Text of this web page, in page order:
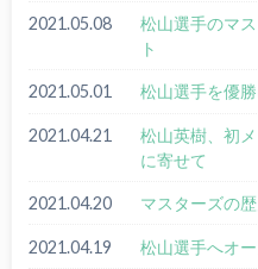
2021.05.08
松山選手のマ
ト
2021.05.01 松山選手を優
2021.04.21
松山英樹、初
に寄せて
2021.04.20 マスターズの
2021.04.19 松山選手へオ